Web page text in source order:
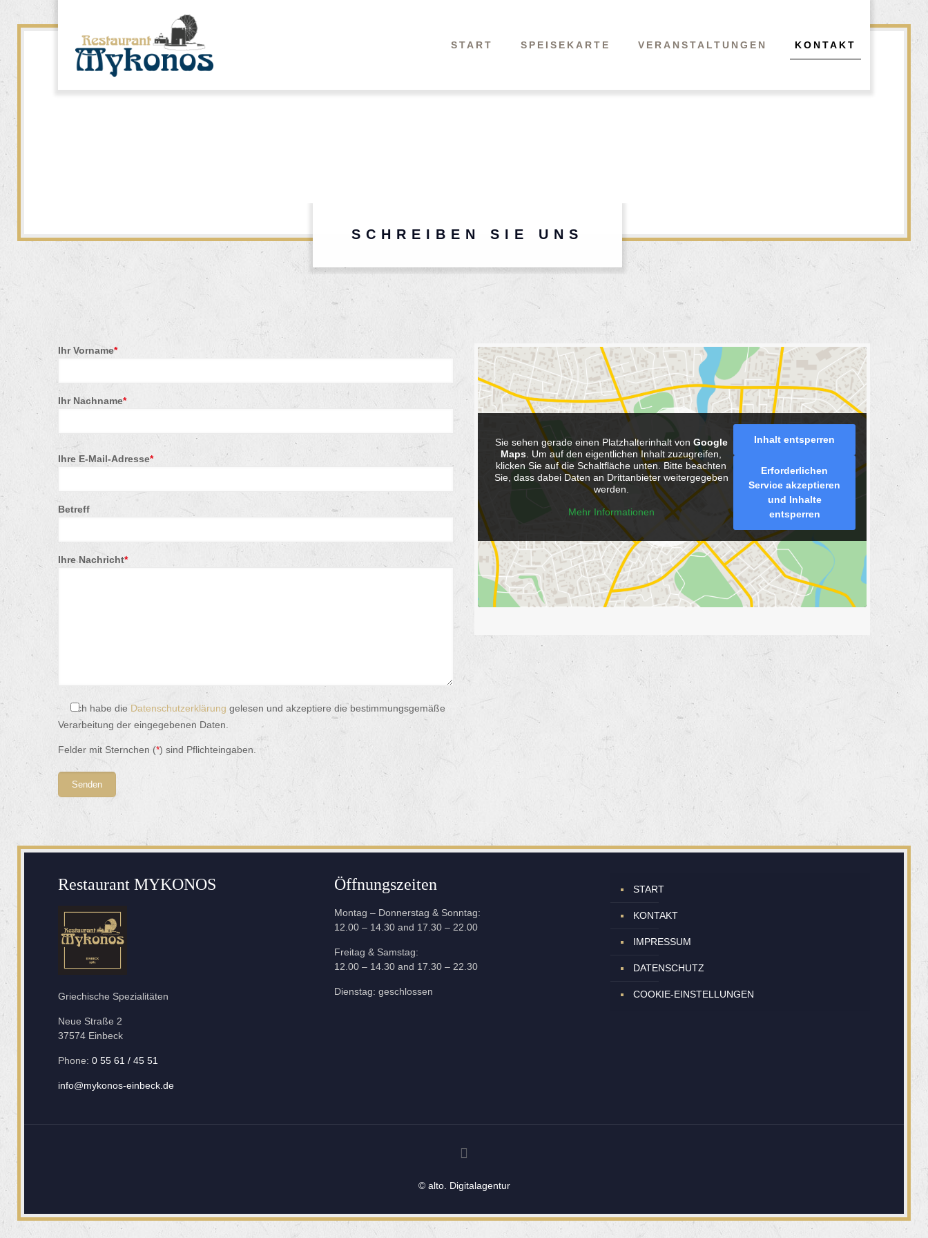
START SPEISEKARTE VERANSTALTUNGEN KONTAKT
SCHREIBEN SIE UNS
Ihr Vorname*
Ihr Nachname*
Ihre E-Mail-Adresse*
Betreff
Ihre Nachricht*
Ich habe die Datenschutzerklärung gelesen und akzeptiere die bestimmungsgemäße
Verarbeitung der eingegebenen Daten.
Felder mit Sternchen (*) sind Pflichteingaben.
Sie sehen gerade einen Platzhalterinhalt von Google
Maps . Um auf den eigentlichen Inhalt zuzugreifen,
klicken Sie auf die Schaltfläche unten. Bitte beachten
Sie, dass dabei Daten an Drittanbieter weitergegeben
werden.
Mehr Informationen
Inhalt entsperren
Erforderlichen
Service akzeptieren
und Inhalte
entsperren
Restaurant MYKONOS
Griechische Spezialitäten
Neue Straße 2
37574 Einbeck
Phone: 0 55 61 / 45 51
info@mykonos-einbeck.de
Öffnungszeiten
Montag – Donnerstag & Sonntag:
12.00 – 14.30 and 17.30 – 22.00
Freitag & Samstag:
12.00 – 14.30 and 17.30 – 22.30
Dienstag: geschlossen
START
KONTAKT
IMPRESSUM
DATENSCHUTZ
COOKIE-EINSTELLUNGEN
© alto. Digitalagentur